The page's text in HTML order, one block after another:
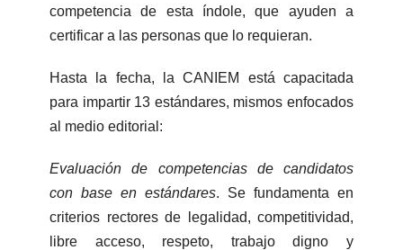
competencia de esta índole, que ayuden a
certificar a las personas que lo requieran.
Hasta la fecha, la CANIEM está capacitada
para impartir 13 estándares, mismos enfocados
al medio editorial:
Evaluación de competencias de candidatos
con base en estándares. Se fundamenta en
criterios rectores de legalidad, competitividad,
libre acceso, respeto, trabajo digno y